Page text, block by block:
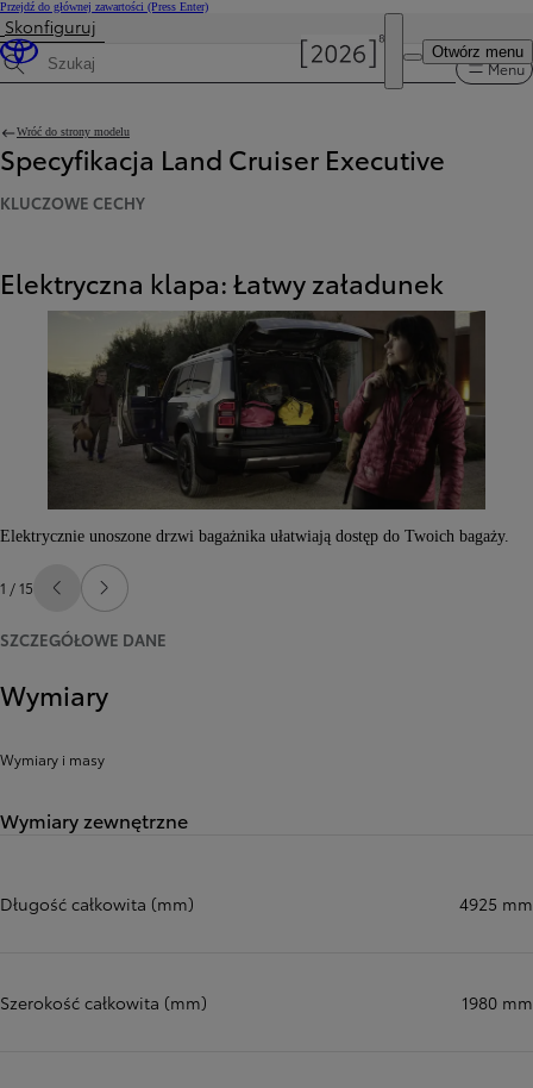
Przejdź do głównej zawartości (Press Enter)
Otwórz menu
Skonfiguruj
Wyszukaj dane techniczne Menu
Wróć do strony modelu
Specyfikacja Land Cruiser Executive
KLUCZOWE CECHY
Elektryczna klapa: Łatwy załadunek
Elektrycznie unoszone drzwi bagażnika ułatwiają dostęp do Twoich bagaży.
1 / 15 PoprzedniNastępny
SZCZEGÓŁOWE DANE
Wymiary
Wymiary i masy
Wymiary zewnętrzne
Długość całkowita (mm) 4925 mm
Szerokość całkowita (mm) 1980 mm